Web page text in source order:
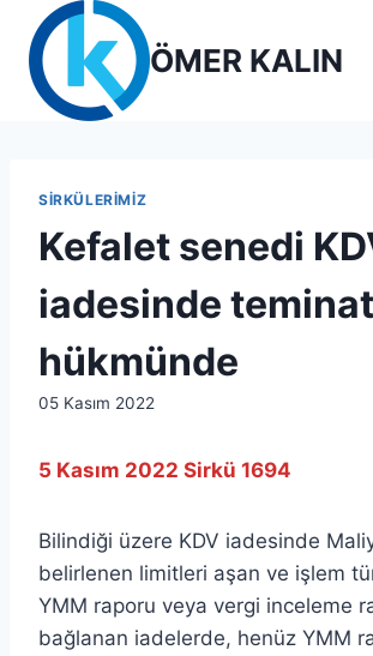
content
ÖMER KALIN
SIRKÜLERIMIZ
Kefalet senedi
iadesinde teminat
hükmünde
By
05 Kasım 2022
5 Kasım 2022 Sirkü 1694
Bilindiği üzere KDV iadesinde
belirlenen limitleri aşan ve işlem
YMM raporu veya vergi inceleme
bağlanan iadelerde, henüz YMM